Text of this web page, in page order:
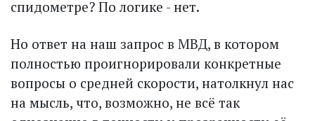
спидометре? По логике - нет.
Но ответ на наш запрос в МВД, в котором
полностью проигнорировали конкретные
вопросы о средней скорости, натолкнул нас
на мысль, что, возможно, не всё так